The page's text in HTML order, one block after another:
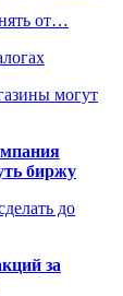
от…
могут
биржу
до
за